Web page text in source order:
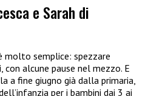
e Sarah di
molto semplice: spezzare
con alcune pause nel mezzo. E
a fine giugno già dalla primaria,
per i bambini dai 3 ai